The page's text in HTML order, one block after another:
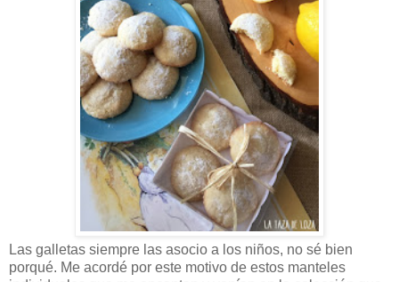
Las galletas siempre las asocio a los niños, no sé bien
porqué. Me acordé por este motivo de estos manteles